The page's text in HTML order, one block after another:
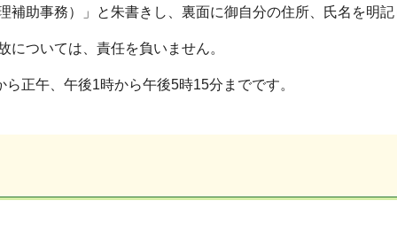
補助事務）」と朱書きし、裏面に御自分の住所、氏名を明記
については、責任を負いません。
正午、午後1時から午後5時15分までです。